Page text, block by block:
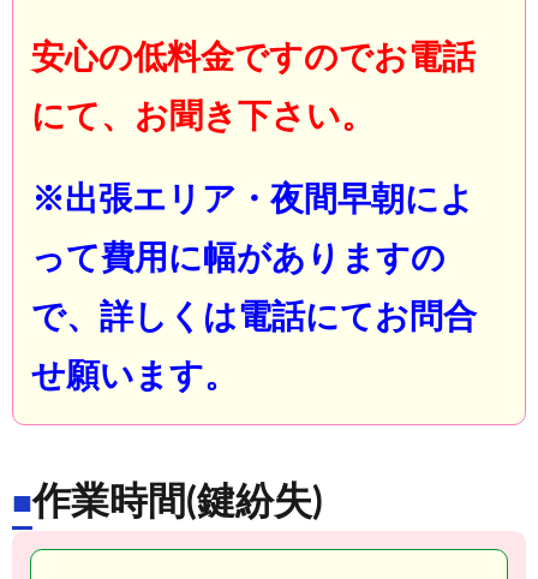
安心の低料金ですのでお電話
にて、お聞き下さい。
※出張エリア・夜間早朝によ
って費用に幅がありますの
で、詳しくは電話にてお問合
せ願います。
■作業時間(鍵紛失)